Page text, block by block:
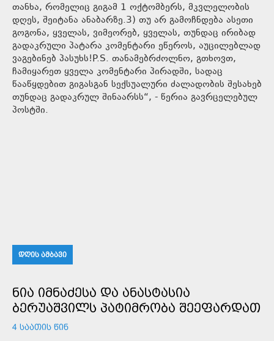
თანხა, რომელიც გიგამ 1 ოქტომბერს, მკვლელობის
დღეს, შეიტანა ანაბარზე.3) თუ არ გამოჩნდება ასეთი
გოგონა, ყველას, ვიმეორებ, ყველას, თუნდაც ირიბად
გადაკრული პატარა კომენტარი ეწეროს, აუცილებლად
ვაგებინებ პასუხს!P.S. თანამებრძოლნო, გთხოვთ,
ჩამიყარეთ ყველა კომენტარი პირადში, სადაც
წააწყდებით გიგასგან სექსუალური ძალადობის შესახებ
თუნდაც გადაკრულ შინაარსს“, - წერია გავრცელებულ
პოსტში.
ᲓᲦᲘᲡ ᲐᲛᲑᲐᲕᲘ
ᲜᲘᲐ ᲘᲛᲜᲐᲫᲔᲡᲐ ᲓᲐ ᲐᲜᲐᲡᲢᲐᲡᲘᲐ
ᲑᲔᲠᲣᲐᲨᲕᲘᲚᲡ ᲞᲐᲢᲘᲛᲠᲝᲑᲐ ᲨᲔᲔᲤᲐᲠᲓᲐᲗ
4 ᲡᲐᲐᲗᲘᲡ ᲬᲘᲜ